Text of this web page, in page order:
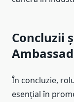
Concluzii
În concluzie,
esențial în